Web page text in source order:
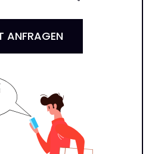
ANFRAGEN